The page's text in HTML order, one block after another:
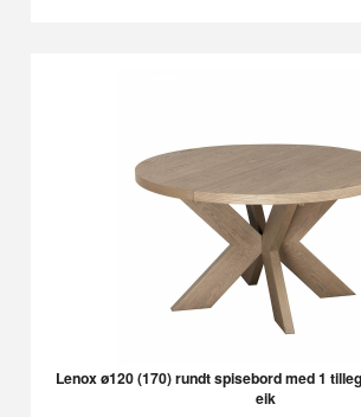
Lenox ø120 (170) rundt spisebord med 1
eik